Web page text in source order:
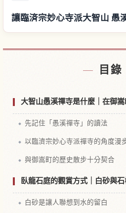
讓臨済宗妙心寺派大智山 愚
目錄
大智山愚溪禪寺是什麼｜在御
先記住「愚溪禪寺」的讀法
以臨濟宗妙心寺派禪寺的角度漫
與御嵩町的歷史散步十分契合
臥龍石庭的觀賞方式｜白砂與
白砂是讓人聯想到水的留白